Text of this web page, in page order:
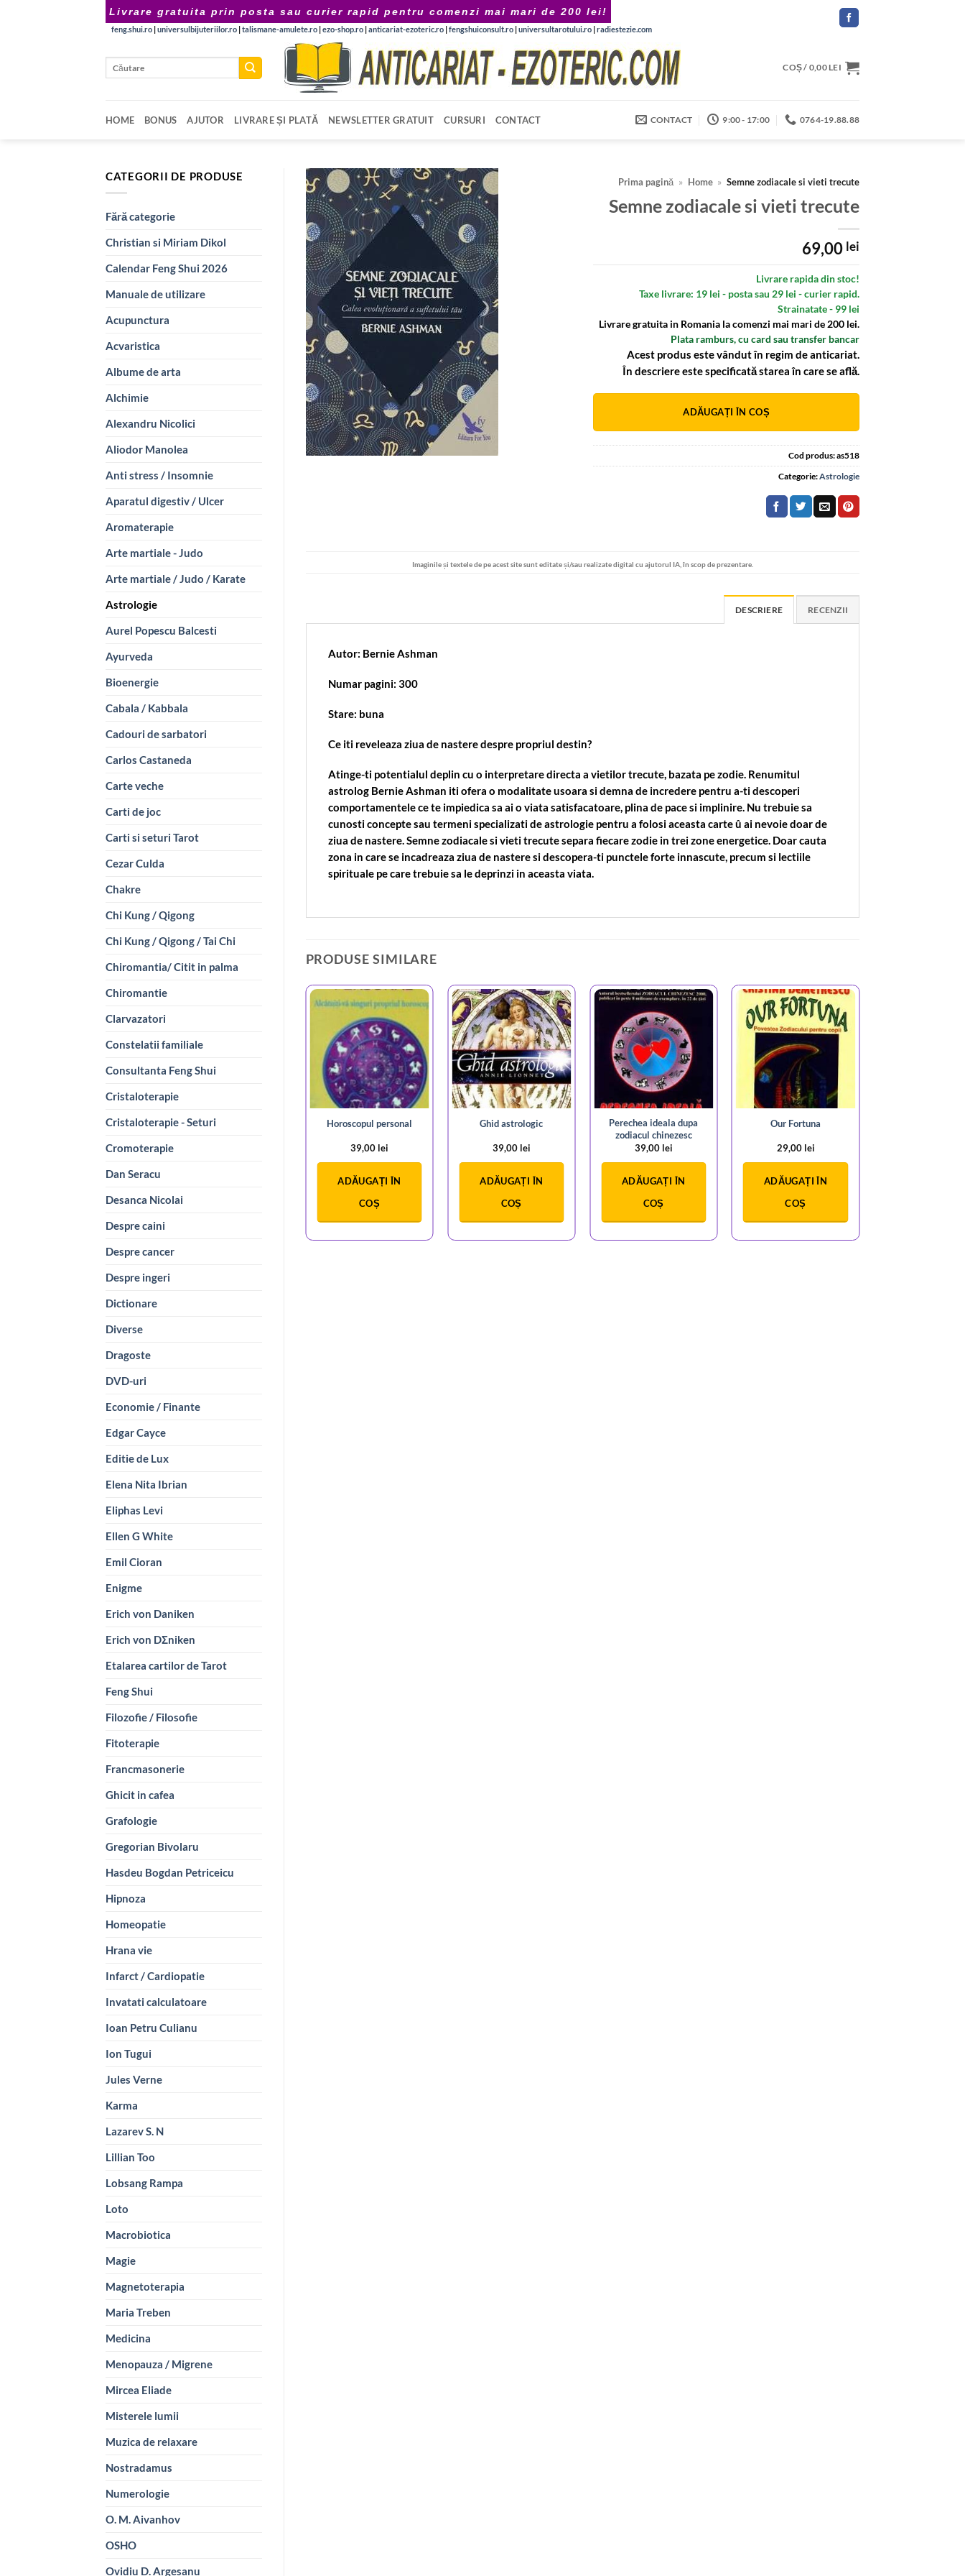
Livrare gratuita prin posta sau curier rapid pentru comenzi mai mari de 200 lei!
feng.shui.ro|universulbijuteriilor.ro|talismane-amulete.ro|ezo-shop.ro|anticariat-ezoteric.ro|fengshuiconsult.ro|universultarotului.ro|radiestezie.com
Caută
COȘ / 0,00 LEI
HOME BONUS AJUTOR LIVRARE ȘI PLATĂ NEWSLETTER GRATUIT CURSURI CONTACT CONTACT 9:00 - 17:00 0764-19.88.88
CATEGORII DE PRODUSE
Fără categorie
Christian si Miriam Dikol
Calendar Feng Shui 2026
Manuale de utilizare
Acupunctura
Acvaristica
Albume de arta
Alchimie
Alexandru Nicolici
Aliodor Manolea
Anti stress / Insomnie
Aparatul digestiv / Ulcer
Aromaterapie
Arte martiale - Judo
Arte martiale / Judo / Karate
Astrologie
Aurel Popescu Balcesti
Ayurveda
Bioenergie
Cabala / Kabbala
Cadouri de sarbatori
Carlos Castaneda
Carte veche
Carti de joc
Carti si seturi Tarot
Cezar Culda
Chakre
Chi Kung / Qigong
Chi Kung / Qigong / Tai Chi
Chiromantia/ Citit in palma
Chiromantie
Clarvazatori
Constelatii familiale
Consultanta Feng Shui
Cristaloterapie
Cristaloterapie - Seturi
Cromoterapie
Dan Seracu
Desanca Nicolai
Despre caini
Despre cancer
Despre ingeri
Dictionare
Diverse
Dragoste
DVD-uri
Economie / Finante
Edgar Cayce
Editie de Lux
Elena Nita Ibrian
Eliphas Levi
Ellen G White
Emil Cioran
Enigme
Erich von Daniken
Erich von DΣniken
Etalarea cartilor de Tarot
Feng Shui
Filozofie / Filosofie
Fitoterapie
Francmasonerie
Ghicit in cafea
Grafologie
Gregorian Bivolaru
Hasdeu Bogdan Petriceicu
Hipnoza
Homeopatie
Hrana vie
Infarct / Cardiopatie
Invatati calculatoare
Ioan Petru Culianu
Ion Tugui
Jules Verne
Karma
Lazarev S. N
Lillian Too
Lobsang Rampa
Loto
Macrobiotica
Magie
Magnetoterapia
Maria Treben
Medicina
Menopauza / Migrene
Mircea Eliade
Misterele lumii
Muzica de relaxare
Nostradamus
Numerologie
O. M. Aivanhov
OSHO
Ovidiu D. Argesanu
Prima pagină » Home » Semne zodiacale si vieti trecute
Semne zodiacale si vieti trecute
69,00 lei
Livrare rapida din stoc!
Taxe livrare: 19 lei - posta sau 29 lei - curier rapid.
Strainatate - 99 lei
Livrare gratuita in Romania la comenzi mai mari de 200 lei.
Plata ramburs, cu card sau transfer bancar
Acest produs este vândut în regim de anticariat.
În descriere este specificată starea în care se află.
ADĂUGAȚI ÎN COȘ
Cod produs:as518
Categorie:Astrologie
Imaginile și textele de pe acest site sunt editate și/sau realizate digital cu ajutorul IA, în scop de prezentare.
DESCRIERE RECENZII
Autor: Bernie Ashman
Numar pagini: 300
Stare: buna
Ce iti reveleaza ziua de nastere despre propriul destin?
Atinge-ti potentialul deplin cu o interpretare directa a vietilor trecute, bazata pe zodie. Renumitul
astrolog Bernie Ashman iti ofera o modalitate usoara si demna de incredere pentru a-ti descoperi
comportamentele ce te impiedica sa ai o viata satisfacatoare, plina de pace si implinire. Nu trebuie sa
cunosti concepte sau termeni specializati de astrologie pentru a folosi aceasta carte û ai nevoie doar de
ziua de nastere. Semne zodiacale si vieti trecute separa fiecare zodie in trei zone energetice. Doar cauta
zona in care se incadreaza ziua de nastere si descopera-ti punctele forte innascute, precum si lectiile
spirituale pe care trebuie sa le deprinzi in aceasta viata.
PRODUSE SIMILARE
Horoscopul personal
39,00 lei
ADĂUGAȚI ÎN
COȘ
Ghid astrologic
39,00 lei
ADĂUGAȚI ÎN
COȘ
Perechea ideala dupa
zodiacul chinezesc
39,00 lei
ADĂUGAȚI ÎN
COȘ
Our Fortuna
29,00 lei
ADĂUGAȚI ÎN
COȘ